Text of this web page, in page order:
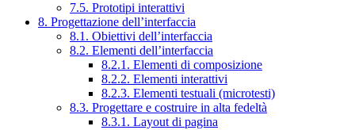
7.5. Prototipi interattivi
8. Progettazione dell’interfaccia
8.1. Obiettivi dell’interfaccia
8.2. Elementi dell’interfaccia
8.2.1. Elementi di composizione
8.2.2. Elementi interattivi
8.2.3. Elementi testuali (microtesti)
8.3. Progettare e costruire in alta fedeltà
8.3.1. Layout di pagina